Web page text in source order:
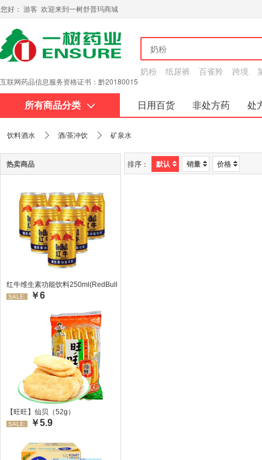
您好： 游客 欢迎来到一树舒普玛商城
互联网药品信息服务资格证书：黔20180015
奶粉 纸尿裤 百雀羚 跨境
所有商品分类 日用百货 非处方药
处
饮料酒水 酒/茶冲饮 矿泉水
热卖商品
红牛维生素功能饮料250ml(RedBull/红牛)
SALE: ￥6
【旺旺】仙贝（52g）
SALE: ￥5.9
排序： 默认 销量 价格